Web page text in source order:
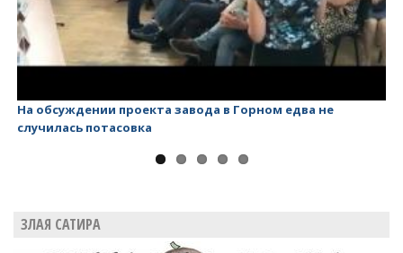
На обсуждении проекта завода в Горном едва не
случилась потасовка
ЗЛАЯ САТИРА